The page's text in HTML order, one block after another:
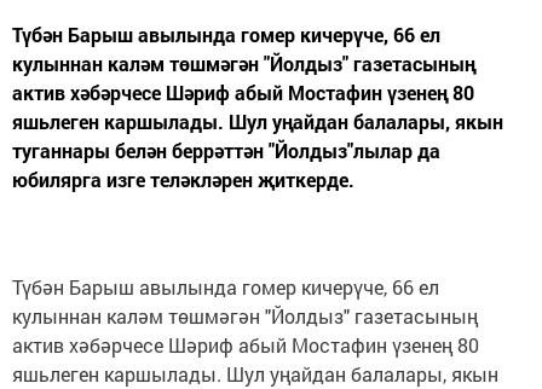
Түбән Барыш авылында гомер кичерүче, 66 ел
кулыннан каләм төшмәгән "Йолдыз" газетасының
актив хәбәрчесе Шәриф абый Мостафин үзенең 80
яшьлеген каршылады. Шул уңайдан балалары, якын
туганнары белән беррәттән "Йолдыз"лылар да
юбилярга изге теләкләрен җиткерде.
Түбән Барыш авылында гомер кичерүче, 66 ел
кулыннан каләм төшмәгән "Йолдыз" газетасының
актив хәбәрчесе Шәриф абый Мостафин үзенең 80
яшьлеген каршылады. Шул уңайдан балалары, якын